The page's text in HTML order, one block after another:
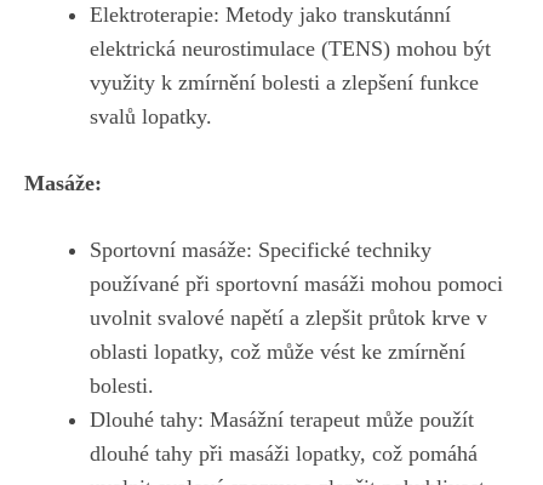
Elektroterapie: Metody jako transkutánní
elektrická neurostimulace (TENS) mohou být
využity k zmírnění bolesti a zlepšení funkce
svalů lopatky.
Masáže:
Sportovní masáže: Specifické techniky
používané při sportovní masáži mohou pomoci
uvolnit svalové napětí a zlepšit průtok krve v
oblasti lopatky, což může vést ke zmírnění
bolesti.
Dlouhé tahy: Masážní terapeut může použít
dlouhé tahy při masáži lopatky, což pomáhá